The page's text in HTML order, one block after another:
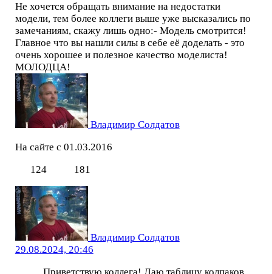
Не хочется обращать внимание на недостатки
модели, тем более коллеги выше уже высказались по
замечаниям, скажу лишь одно:- Модель смотрится!
Главное что вы нашли силы в себе её доделать - это
очень хорошее и полезное качество моделиста!
МОЛОДЦА!
Владимир Солдатов
На сайте с 01.03.2016
124
181
Владимир Солдатов
29.08.2024, 20:46
Приветствую коллега! Даю таблицу колпаков